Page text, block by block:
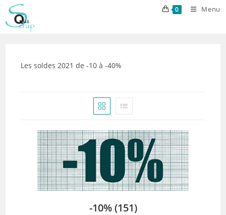
Skip
content
0 Menu
Les soldes 2021 de -10 à -40%
-10%(151)